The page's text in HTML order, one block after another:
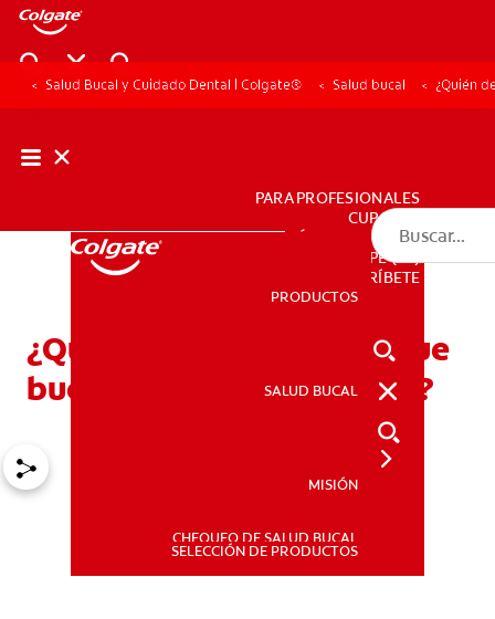
PRODUCTOS
PARA PROFESIONALES
CUPONES
DÓNDE COMPRAR
PE (ES)
SUSCRÍBETE
PRODUCTOS
SALUD BUCAL
MISIÓN
CHEQUEO DE SALUD BUCAL
SELECCIÓN DE PRODUCTOS
Salud Bucal y Cuidado Dental | Colgate® Salud bucal ¿Quién
¿Quién debe usar enjuague
bucal con flúor y por qué?